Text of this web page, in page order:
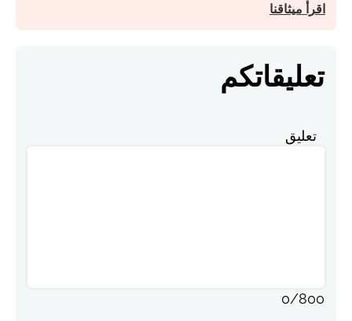
اقرأ ميثاقنا
تعليقاتكم
تعليق
0/800